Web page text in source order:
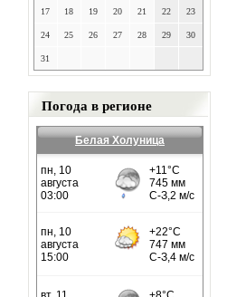
17 18 19 20 21 22 23
24 25 26 27 28 29 30
31
Погода в регионе
Белая Холуница